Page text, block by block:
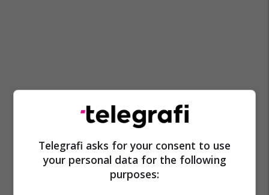
Telegrafi asks for your consent to use
your personal data for the following
purposes: